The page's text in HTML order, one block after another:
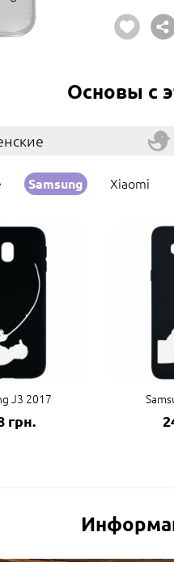
Основы с
Samsung Xiaomi
J3 2017
грн.